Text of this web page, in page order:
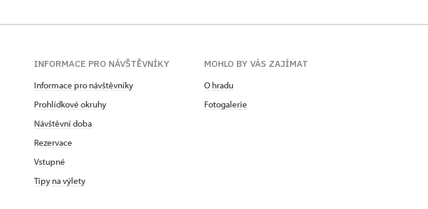
INFORMACE PRO NÁVŠTĚVNÍKY
Informace pro návštěvníky
Prohlídkové okruhy
Návštěvní doba
Rezervace
Vstupné
Tipy na výlety
MOHLO BY VÁS ZAJÍMAT
O hradu
Fotogalerie